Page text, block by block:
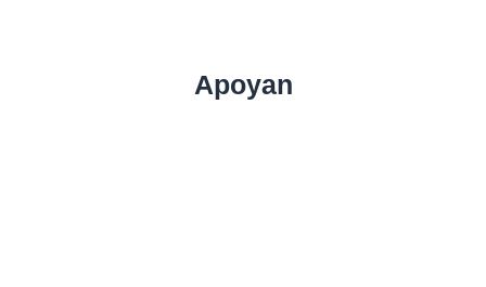
Apoyan